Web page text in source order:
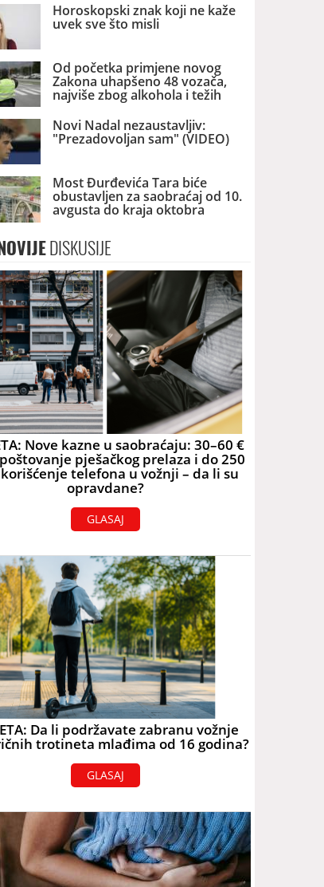
Horoskopski znak koji ne kaže
uvek sve što misli
Od početka primjene novog
Zakona uhapšeno 48 vozača,
najviše zbog alkohola i težih
prekršaja
Novi Nadal nezaustavljiv:
"Prezadovoljan sam" (VIDEO)
Most Đurđevića Tara biće
obustavljen za saobraćaj od 10.
avgusta do kraja oktobra
DISKUSIJE
Nove kazne u saobraćaju: 30–60 €
pješačkog prelaza i do 250
telefona u vožnji – da li su
opravdane?
GLASAJ
Da li podržavate zabranu vožnje
trotineta mlađima od 16 godina?
GLASAJ